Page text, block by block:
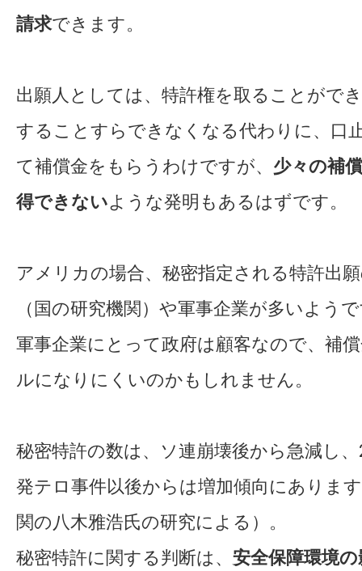
請求できます。
出願人としては、特許権を取ることがで
することすらできなくなる代わりに、口
て補償金をもらうわけですが、 少々の補
得できないような発明もあるはずです。
アメリカの場合、秘密指定される特許出
（国の研究機関）や軍事企業が多いよう
軍事企業にとって政府は顧客なので、補
ルになりにくいのかもしれません。
秘密特許の数は、ソ連崩壊後から急減し
発テロ事件以後からは増加傾向にありま
関の八木雅浩氏の研究による）。
秘密特許に関する判断は、 安全保障環境